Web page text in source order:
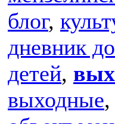
блог,
дневник
детей,
выходные,